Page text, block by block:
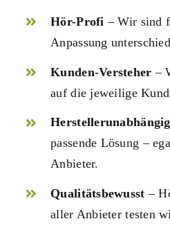
Hör-Profi– Wir sind
Anpassung
Kunden-Versteher –
auf die jeweilige
Herstellerunabhängig
passende Lösung –
Anbieter.
Qualitätsbewusst –
aller Anbieter testen